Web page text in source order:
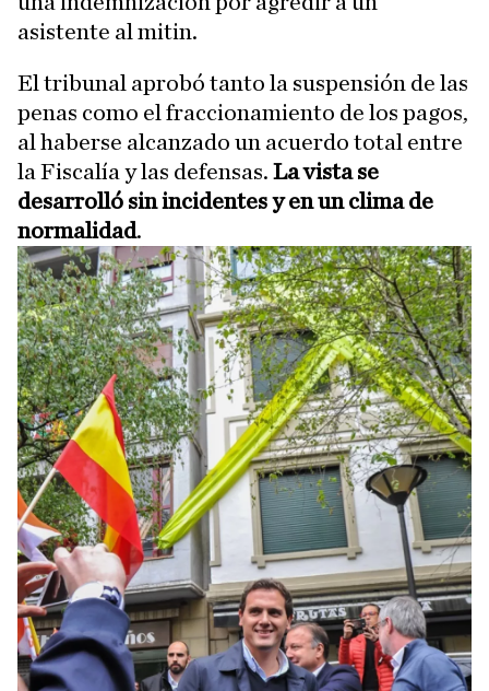
asistente al mitin.
El tribunal aprobó tanto la suspensión de las
penas como el fraccionamiento de los pagos,
al haberse alcanzado un acuerdo total entre
la Fiscalía y las defensas. La vista se
desarrolló sin incidentes y en un clima de
normalidad.